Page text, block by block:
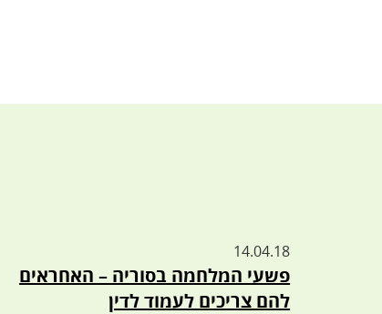
14.04.18
פשעי המלחמה בסוריה – האחראים
להם צריכים לעמוד לדין